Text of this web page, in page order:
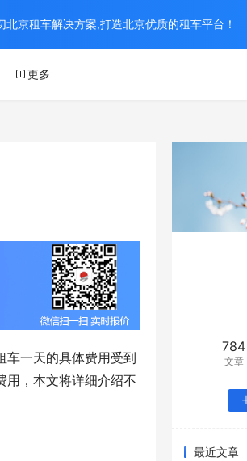
更多
车一天的具体费用受到
用，本文将详细介绍不
784
文章
最近文章
京租车解决方案,打造北京优质的租车平台！